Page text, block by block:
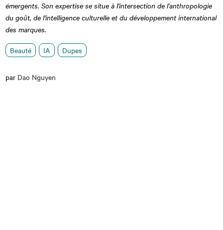
émergents. Son expertise se situe à l'intersection de l'anthropologie
du goût, de l'intelligence culturelle et du développement international
des marques.
Beauté IA Dupes
par Dao Nguyen